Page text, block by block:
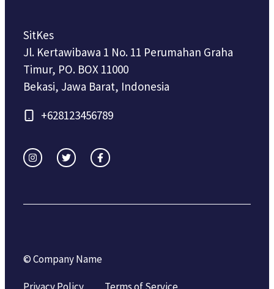
SitKes
Jl. Kertawibawa 1 No. 11 Perumahan Graha
Timur, PO. BOX 11000
Bekasi, Jawa Barat, Indonesia
+628123456789
© Company Name